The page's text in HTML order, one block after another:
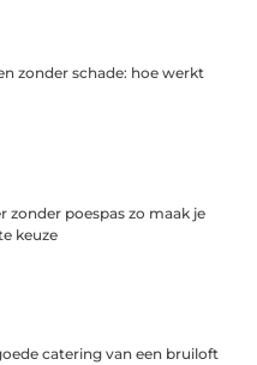
zonder schade: hoe werkt
zonder poespas zo maak je
keuze
catering van een bruiloft